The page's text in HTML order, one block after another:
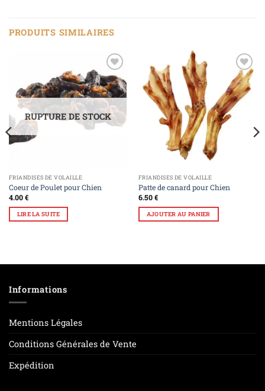
PRODUITS SIMILAIRES
Ajouter
à la liste
de
souhaits
RUPTURE DE STOCK
FRIANDISES DE VOLAILLE
Coeur de Poulet pour Chien
4.00€
LIRE LA SUITE
Ajouter
à la liste
de
souhaits
FRIANDISES DE VOLAILLE
Patte de canard pour Chien
6.50€
AJOUTER AU PANIER
Informations
Mentions Légales
Conditions Générales de Vente
Expédition